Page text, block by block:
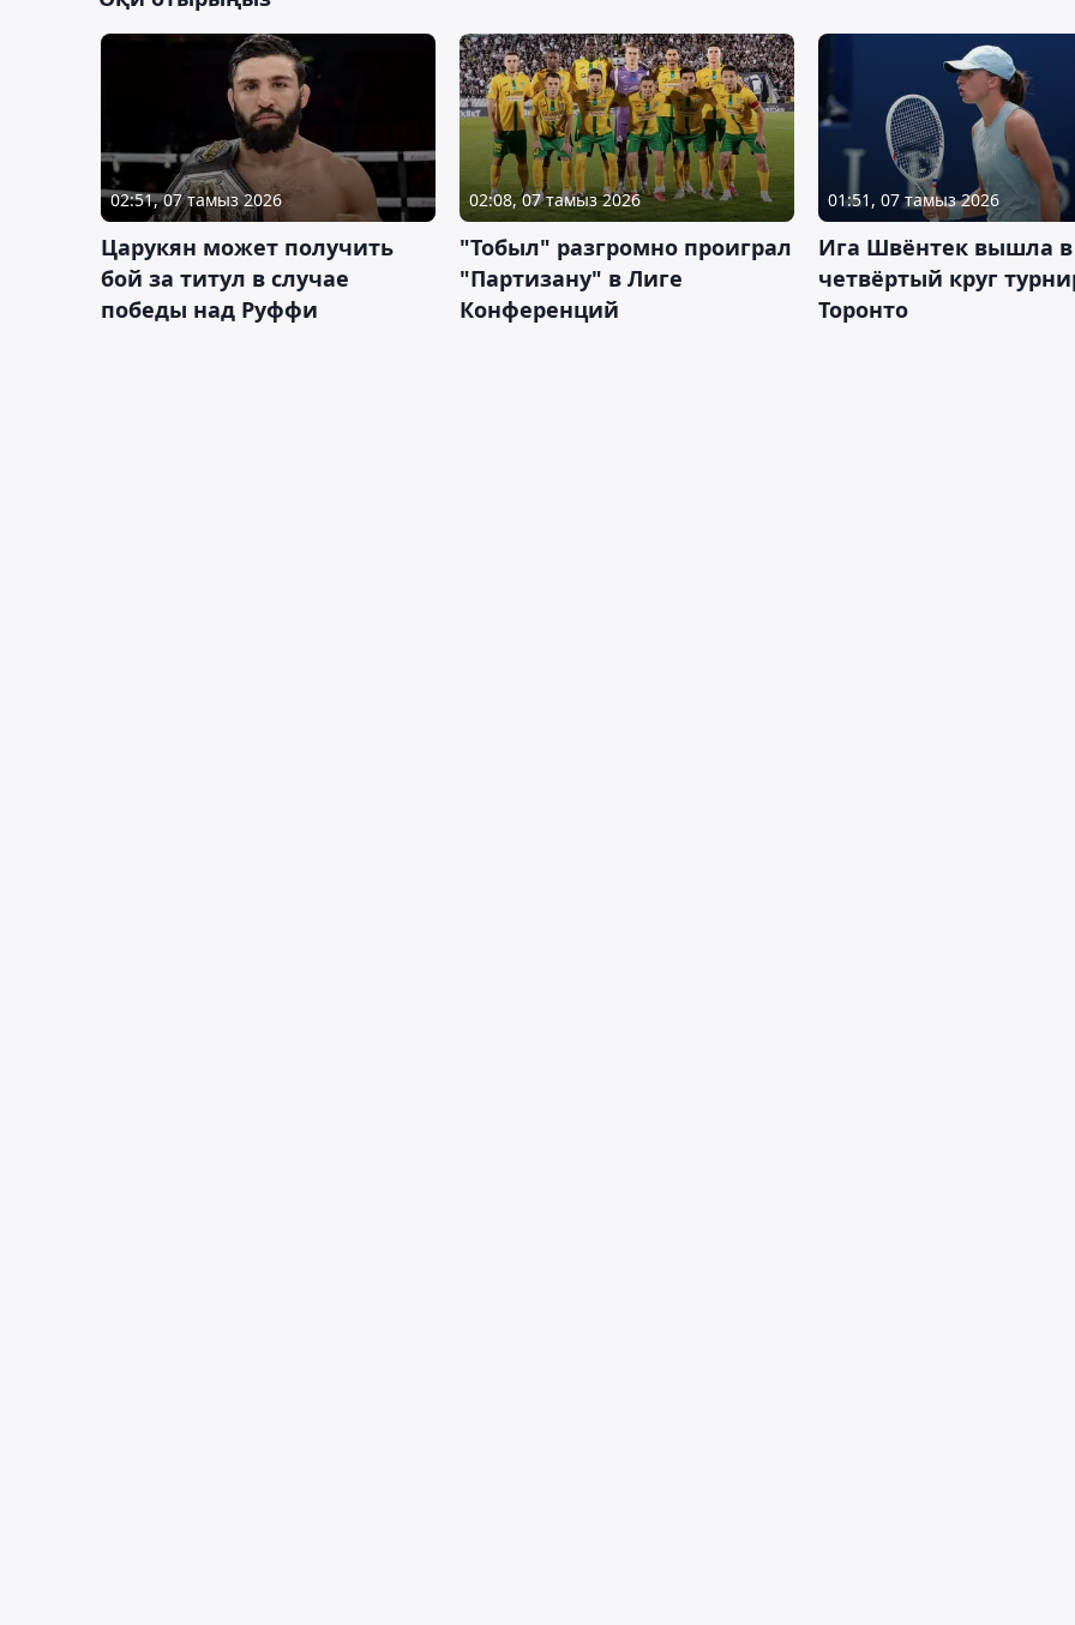
02:51, 07 тамыз 2026
Царукян может получить
бой за титул в случае
победы над Руффи
02:08, 07 тамыз 2026
"Тобыл" разгромно проиграл
"Партизану" в Лиге
Конференций
01:51, 07 тамыз 2026
Ига Швёнтек вышла в
четвёртый круг
Торонто